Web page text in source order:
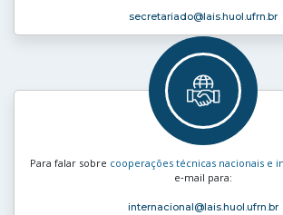
secretariado@lais.huol.ufrn.br
Para falar sobre cooperações técnicas nacionais e
e‑mail para:
internacional@lais.huol.ufrn.br